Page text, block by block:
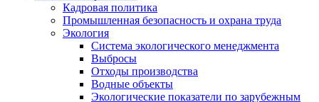
Кадровая политика
Промышленная безопасность и охрана труда
Экология
Система экологического менеджмента
Выбросы
Отходы производства
Водные объекты
Экологические показатели по зарубежным